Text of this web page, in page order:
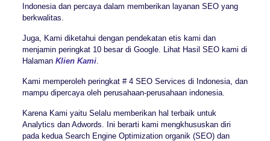
Indonesia dan percaya dalam memberikan layanan SEO yang
berkwalitas.
Juga, Kami diketahui dengan pendekatan etis kami dan
menjamin peringkat 10 besar di Google. Lihat Hasil SEO kami di
Halaman Klien Kami.
Kami memperoleh peringkat # 4 SEO Services di Indonesia, dan
mampu dipercaya oleh perusahaan-perusahaan indonesia.
Karena Kami yaitu Selalu memberikan hal terbaik untuk
Analytics dan Adwords. Ini berarti kami mengkhususkan diri
pada kedua Search Engine Optimization organik (SEO) dan